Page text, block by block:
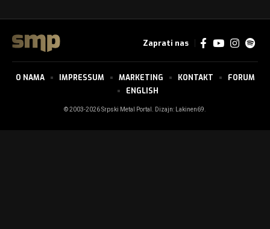
Zaprati nas
© 2003-2026 Srpski Metal Portal. Dizajn: Lakinen69.
O NAMA IMPRESSUM MARKETING KONTAKT
FORUM
ENGLISH